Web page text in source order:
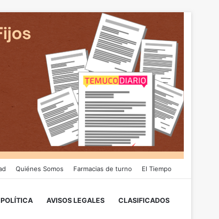
Quiénes Somos Farmacias de turno El Tiempo
POLÍTICA AVISOS LEGALES CLASIFICADOS